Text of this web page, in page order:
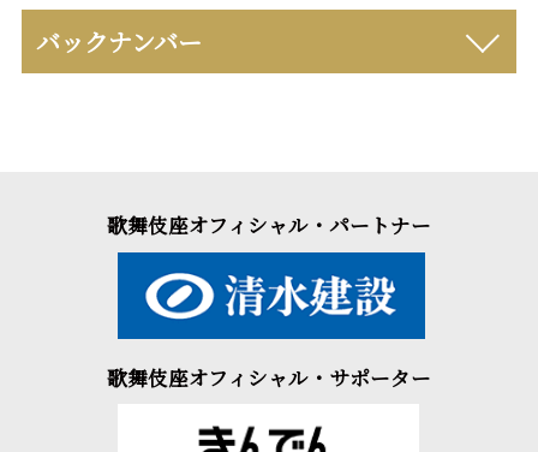
バックナンバー
歌舞伎座オフィシャル・パートナー
歌舞伎座オフィシャル・サポーター